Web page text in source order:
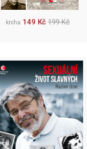
kniha 149 Kč 199 Kč